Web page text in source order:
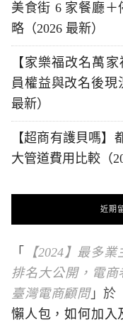
美食街 6 家餐廳
略（2026 最新）
【家樂福改名萬
員權益與改名後現
最新）
【超商有護貝嗎】
大管道費用比較（
近期
「
【2024】最多
排名大公開，電商
臺灣電商顧問」於
懶人包，如何加入